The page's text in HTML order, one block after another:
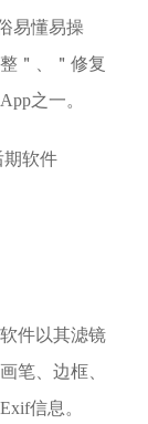
易懂易操
＂、＂修复
之一。
件以其滤镜
笔、边框、
信息。